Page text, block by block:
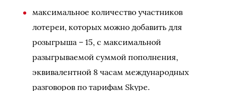
максимальное количество участников
лотереи, которых можно добавить для
розыгрыша – 15, с максимальной
разыгрываемой суммой пополнения,
эквивалентной 8 часам международных
разговоров по тарифам Skype.